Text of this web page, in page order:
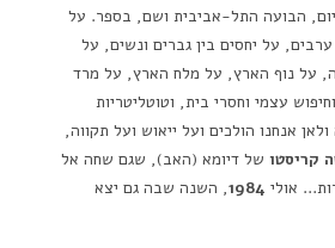
הבועה התל-אביבית ושם, בספר. על
על יחסים בין גברים ונשים, על
על נוף הארץ, על מלח הארץ, על מרד
עצמי וחסרי בית, וטוטליטריות
אנחנו הולכים ועל ייאוש ועל תקווה,
קריסטו של דיומא (האב), שגם שחה אל
אולי 1984, השנה שבה גם יצא